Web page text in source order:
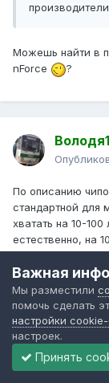
Можешь найти в
nForce
?
По описанию
стандартной для
хватать на 10-
естественно, на
признак.
Настройка биоса
нормальное. Так
батарейке - тоже.
Компы собираю
видеокарт ASUS
Важная
Мы разместили
помочь сделать
настройки
настроек.
Принять